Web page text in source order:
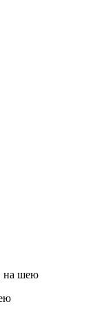
на шею